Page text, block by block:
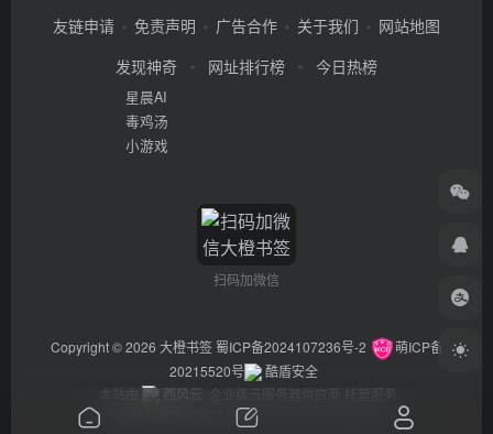
友链申请 免责声明 广告合作 关于我们
网站地图
发现神奇
星晨AI
毒鸡汤
小游戏
网址排行榜 今日热榜
扫码加微信
Copyright © 2026 大橙书签 蜀ICP备2024107236号-2
萌ICP备
20215520号
酷盾安全
本站由
西风云 企业级云服务器供应商 托管服务
违法举报/投稿等事物联系邮箱：arch_chen@qq.com